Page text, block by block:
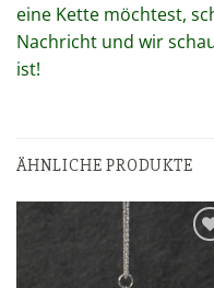
eine Kette möchtest,
Nachricht und wir
ist!
ÄHNLICHE PRODUKTE